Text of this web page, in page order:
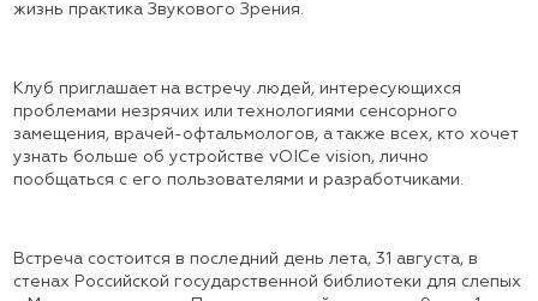
жизнь практика Звукового Зрения.
Клуб приглашает на встречу людей, интересующихся
проблемами незрячих или технологиями сенсорного
замещения, врачей-офтальмологов, а также всех, кто хочет
узнать больше об устройстве vOICe vision, лично
пообщаться с его пользователями и разработчиками.
Встреча состоится в последний день лета, 31 августа, в
стенах Российской государственной библиотеки для слепых